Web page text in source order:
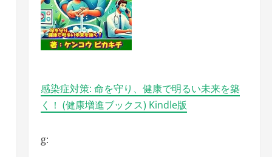
感染症対策: 命を守り、健康で明るい未来を築
く！ (健康増進ブックス) Kindle版
g: